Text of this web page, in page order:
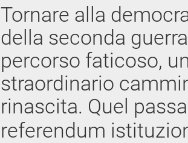
Tornare alla
della seconda
percorso faticoso,
straordinario
rinascita. Quel
referendum